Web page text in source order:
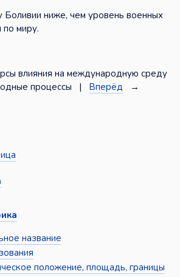
Боливии ниже, чем уровень военных
миру.
влияния на международную среду
процессы | Вперёд →
название
положение, площадь, границы